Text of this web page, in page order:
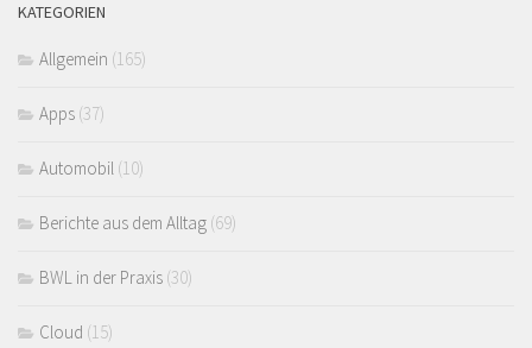
KATEGORIEN
Allgemein (165)
Apps (37)
Automobil (10)
Berichte aus dem Alltag (69)
BWL in der Praxis (30)
Cloud (15)